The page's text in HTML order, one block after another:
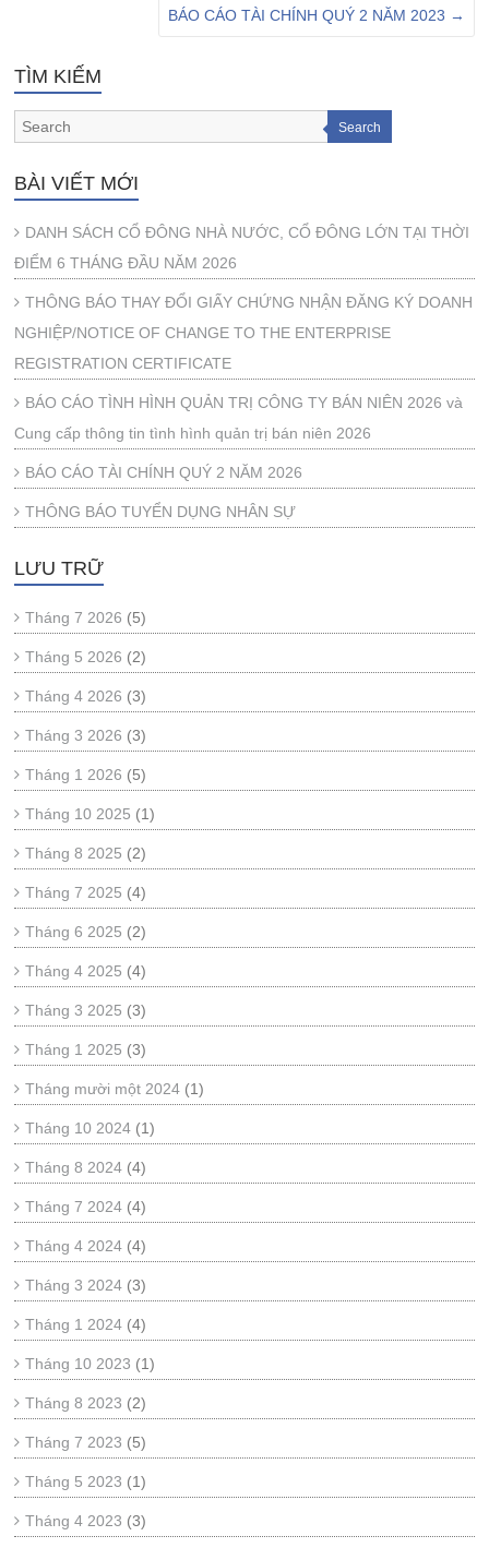
BÁO CÁO TÀI CHÍNH QUÝ 2 NĂM 2023 →
TÌM KIẾM
Search
BÀI VIẾT MỚI
DANH SÁCH CỔ ĐÔNG NHÀ NƯỚC, CỔ ĐÔNG LỚN TẠI THỜI
ĐIỂM 6 THÁNG ĐẦU NĂM 2026
THÔNG BÁO THAY ĐỔI GIẤY CHỨNG NHẬN ĐĂNG KÝ DOANH
NGHIỆP/NOTICE OF CHANGE TO THE ENTERPRISE
REGISTRATION CERTIFICATE
BÁO CÁO TÌNH HÌNH QUẢN TRỊ CÔNG TY BÁN NIÊN 2026 và
Cung cấp thông tin tình hình quản trị bán niên 2026
BÁO CÁO TÀI CHÍNH QUÝ 2 NĂM 2026
THÔNG BÁO TUYỂN DỤNG NHÂN SỰ
LƯU TRỮ
Tháng 7 2026 (5)
Tháng 5 2026 (2)
Tháng 4 2026 (3)
Tháng 3 2026 (3)
Tháng 1 2026 (5)
Tháng 10 2025 (1)
Tháng 8 2025 (2)
Tháng 7 2025 (4)
Tháng 6 2025 (2)
Tháng 4 2025 (4)
Tháng 3 2025 (3)
Tháng 1 2025 (3)
Tháng mười một 2024 (1)
Tháng 10 2024 (1)
Tháng 8 2024 (4)
Tháng 7 2024 (4)
Tháng 4 2024 (4)
Tháng 3 2024 (3)
Tháng 1 2024 (4)
Tháng 10 2023 (1)
Tháng 8 2023 (2)
Tháng 7 2023 (5)
Tháng 5 2023 (1)
Tháng 4 2023 (3)